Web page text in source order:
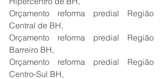
Orçamento reforma predial Região
Central de BH,
Orçamento reforma predial Região
Barreiro BH,
Orçamento reforma predial Região
Centro-Sul BH,